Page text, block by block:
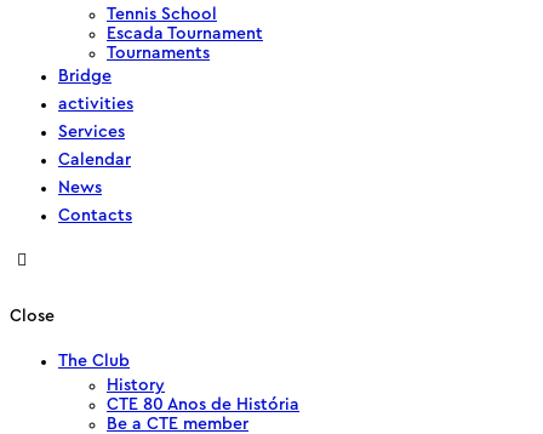
Tennis School
Escada Tournament
Tournaments
Bridge
activities
Services
Calendar
News
Contacts
Close
The Club
History
CTE 80 Anos de História
Be a CTE member